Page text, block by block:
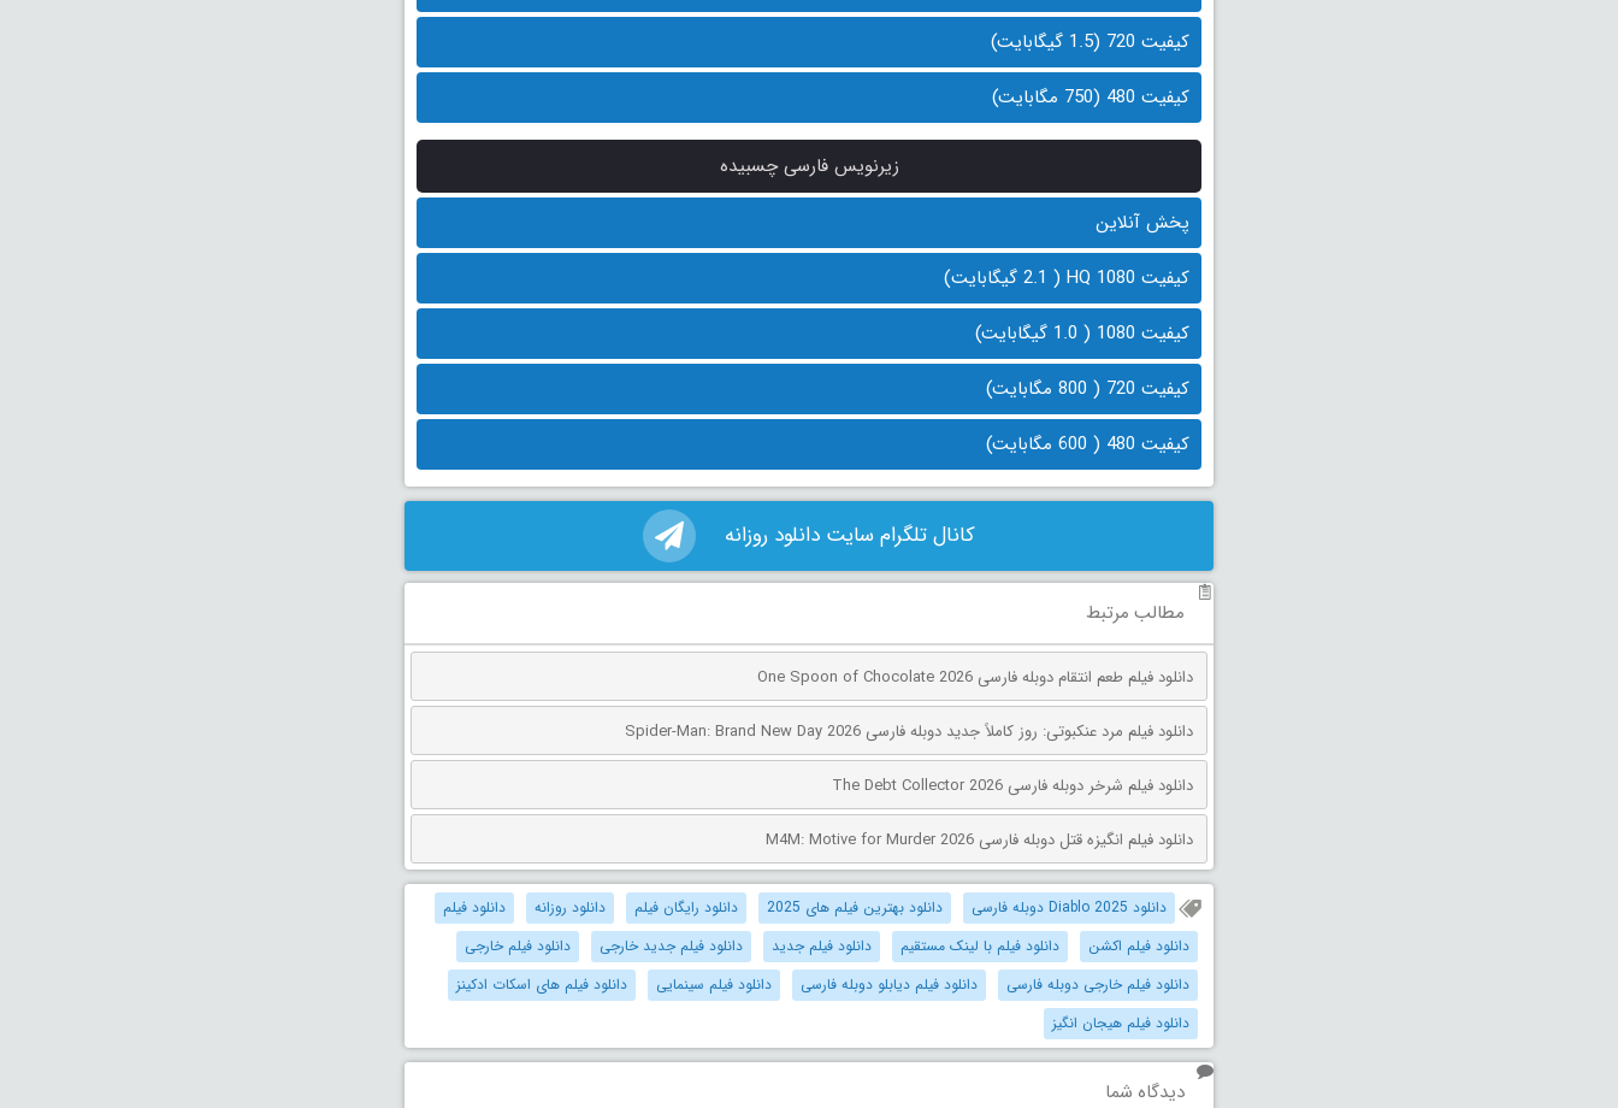
کیفیت 720 (1.5 گیگابایت)
کیفیت 480 (750 مگابایت)
زیرنویس فارسی چسبیده
پخش آنلاین
کیفیت 1080 HQ ( 2.1 گیگابایت)
کیفیت 1080 ( 1.0 گیگابایت)
کیفیت 720 ( 800 مگابایت)
کیفیت 480 ( 600 مگابایت)
کانال تلگرام سایت دانلود روزانه
مطالب مرتبط
دانلود فیلم طعم انتقام دوبله فارسی One Spoon of Chocolate 2026
دانلود فیلم مرد عنکبوتی: روز کاملاً جدید دوبله فارسی Spider-Man: Brand New Day 2026
دانلود فیلم شرخر دوبله فارسی The Debt Collector 2026
دانلود فیلم انگیزه قتل دوبله فارسی M4M: Motive for Murder 2026
دانلود Diablo 2025 دوبله فارسی دانلود بهترین فیلم های 2025 دانلود رایگان فیلم دانلود روزانه
دانلود فیلم
دانلود فیلم اکشن
دانلود فیلم با لینک مستقیم دانلود فیلم جدید دانلود فیلم جدید خارجی
دانلود فیلم خارجی
دانلود فیلم خارجی دوبله فارسی
دانلود فیلم دیابلو دوبله فارسی دانلود فیلم سینمایی
دانلود فیلم های اسکات ادکینز
دانلود فیلم هیجان انگیز
دیدگاه شما